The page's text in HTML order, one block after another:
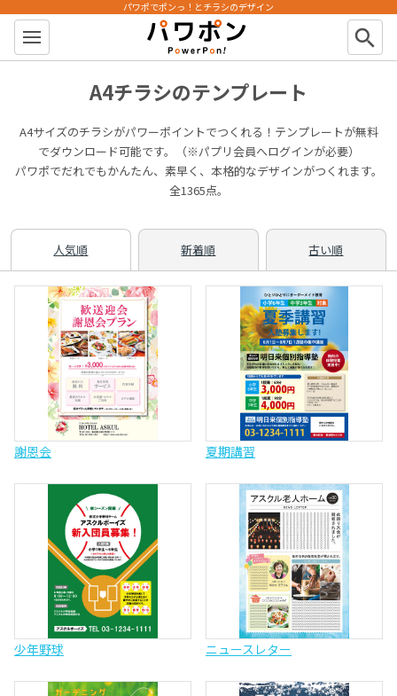
パワポン
パワポでポンっ！とチラシのデザイン
search
A4チラシのテンプレート
A4サイズのチラシがパワーポイントでつくれる！テンプレートが無料
でダウンロード可能です。（※パプリ会員へログインが必要）
パワポでだれでもかんたん、素早く、本格的なデザインがつくれます。
全1365点。
人気順 新着順 古い順
謝恩会 夏期講習
少年野球 ニュースレター